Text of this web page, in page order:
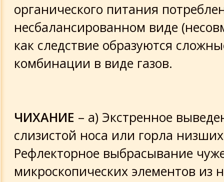
органического питания
несбалансированном виде
как следствие образуются
комбинации в виде газов.
ЧИХАНИЕ – а) Экстренное
слизистой носа или горла
Рефлекторное выбрасывание
микроскопических элементов из